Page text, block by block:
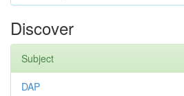
Discover
Subject
DAP